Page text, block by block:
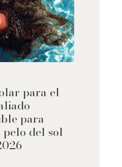
para el
para
del sol